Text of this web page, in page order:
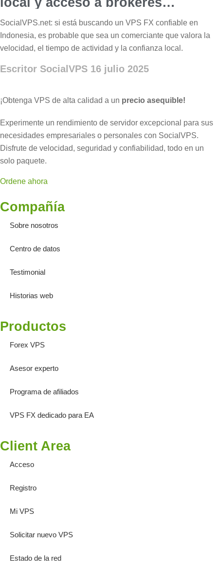
SocialVPS.net: si está buscando un VPS FX confiable en
Indonesia, es probable que sea un comerciante que valora la
velocidad, el tiempo de actividad y la confianza local.
Escritor SocialVPS 16 julio 2025
¡Obtenga VPS de alta calidad a un precio asequible!
Experimente un rendimiento de servidor excepcional para sus
necesidades empresariales o personales con SocialVPS.
Disfrute de velocidad, seguridad y confiabilidad, todo en un
solo paquete.
Ordene ahora
Compañía
Sobre nosotros
Centro de datos
Testimonial
Historias web
Productos
Forex VPS
Asesor experto
Programa de afiliados
VPS FX dedicado para EA
Client Area
Acceso
Registro
Mi VPS
Solicitar nuevo VPS
Estado de la red